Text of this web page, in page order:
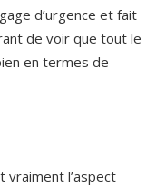
d’urgence et fait
de voir que tout le
en termes de
vraiment l’aspect